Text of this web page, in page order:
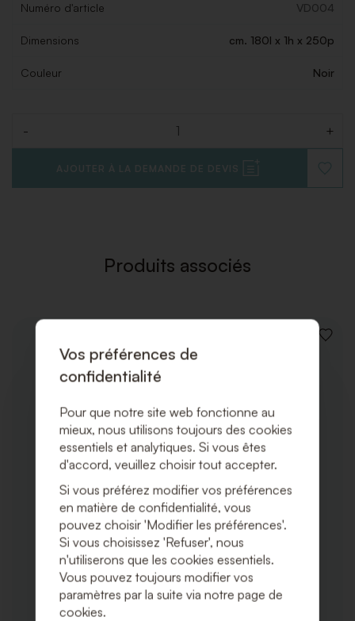
Numéro d'article VD004
Dimensions cm. 180l x 1h x 250p
Couleur Noir
- +
AJOUTER À LA DEMANDE DE DEVIS
À
Produits associés
Vos préférences de
confidentialité
Pour que notre site web fonctionne au
mieux, nous utilisons toujours des cookies
essentiels et analytiques. Si vous êtes
d'accord, veuillez choisir tout accepter.
Si vous préférez modifier vos préférences
en matière de confidentialité, vous
pouvez choisir 'Modifier les préférences'.
Si vous choisissez 'Refuser', nous
n'utiliserons que les cookies essentiels.
Vous pouvez toujours modifier vos
paramètres par la suite via notre page de
cookies.